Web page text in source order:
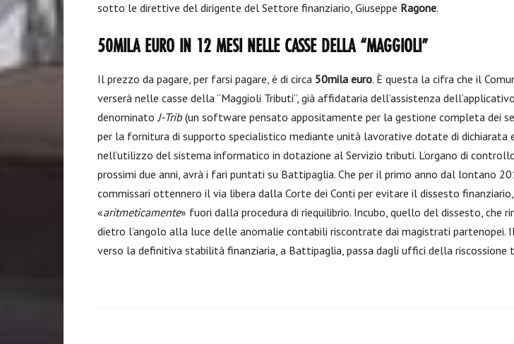
sotto le direttive del dirigente del Settore finanziario, Giuseppe Ragone.
50MILA EURO IN 12 MESI NELLE CASSE DELLA “MAGGIOLI”
Il prezzo da pagare, per farsi pagare, è di circa 50mila euro. È questa la cifra che il
verserà nelle casse della “Maggioli Tributi”, già affidataria dell’assistenza
denominatoJ-Trib(un software pensato appositamente per la gestione completa dei
per la fornitura di supporto specialistico mediante unità lavorative dotate di dichiarata
nell’utilizzo del sistema informatico in dotazione al Servizio tributi. L’organo di
prossimi due anni, avrà i fari puntati su Battipaglia. Che per il primo anno dal lontano
commissari ottennero il via libera dalla Corte dei Conti per evitare il dissesto
«aritmeticamente» fuori dalla procedura di riequilibrio. Incubo, quello del dissesto, che
dietro l’angolo alla luce delle anomalie contabili riscontrate dai magistrati partenopei.
verso la definitiva stabilità finanziaria, a Battipaglia, passa dagli uffici della riscossione